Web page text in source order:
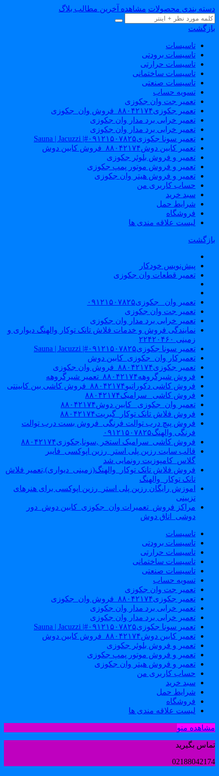
بندی محصولات مشاهده آخرین مطالب بلاگ
تاسیسات
تاسیسات برودتی
تاسیسات حرارتی
تاسیسات ساختمانی
تاسیسات صنعتی
تسویه حساب
تعمیر جت وان جکوزی
تعمیر جکوزی۸۸۰۴۲۱۷۴_فروش وان_جکوزی
تعمیر خرابی برد مدار وان جکوزی
تعمیر خرابی برد مدار وان جکوزی
تعمیر سونا جکوزی۰۹۱۲۱۵۰۷۸۲۵#| Sauna | Jacuzzi
تعمیر کابین دوش۸۸۰۴۲۱۷۴_فروش کابین دوش
تعمیر و فروش بلوئر جکوزی
تعمیر و فروش موتور پمپ جکوزی
تعمیر و فروش هیتر وان جکوزی
حساب کاربری من
سبد خرید
شرایط حمل
فروشگاه
لیست علاقه مندی ها
پیش‌نویس خودکار
تعمیر قطعات وان جکوزی
تعمیر وان _جکوزی۰۹۱۲۱۵۰۷۸۲۵
تعمیر جت وان جکوزی
تعمیر خرابی برد مدار وان جکوزی
نمایندگی فروش و خدمات فلاش تانک توکار والهنگ دیواری و
زمینی ۲۲۴۲۰۴۶۰
تعمیر سونا جکوزی۰۹۱۲۱۵۰۷۸۲۵#| Sauna | Jacuzzi
تعمیرکار وان_جکوزی_کابین دوش
تعمیر جکوزی۸۸۰۴۲۱۷۴_فروش وان جکوزی
فروش شیرگروهه۸۸۰۴۲۱۷۴_تعمیر شیرگروهه
فروش کاشی دکوراتیو۸۸۰۴۲۱۷۴_فروش کاشی بین کابینتی
فروش کاشی _سرامیک۸۸۰۴۲۱۷۴
تعمیر وان_جکوزی_ کابین دوش۸۸۰۴۲۱۷۴
فروش فلاش تانک توکار_گبریت۸۸۰۴۲۱۷۴
فروش پیچ درب توالت فرنگی_فروش بست درب توالت
فرنگی والهنگ۰۹۱۲۱۵۰۷۸۲۵
فروش کاشی_سرامیک استخر ,سونا,جکوزی۸۸۰۴۲۱۷۴
قالب سایت رزین پلی استر_رزین اپوکسی_فایبر
گلاس_کامپوزیت رونمایی شد
فروش فلاش تانک توکار_والهنگ(زمینی_دیواری),تعمیر فلاش
تانک توکار_والهنگ
اموزش رایگان رزین پلی استر_رزین اپوکسی برای هنرهای
تزیینی
مراکز فروش_تعمیرات وان_جکوزی_کابین دوش_دور
دوشی_اتاق دوش
تاسیسات
تاسیسات برودتی
تاسیسات حرارتی
تاسیسات ساختمانی
تاسیسات صنعتی
تسویه حساب
تعمیر جت وان جکوزی
تعمیر جکوزی۸۸۰۴۲۱۷۴_فروش وان_جکوزی
تعمیر خرابی برد مدار وان جکوزی
تعمیر خرابی برد مدار وان جکوزی
تعمیر سونا جکوزی۰۹۱۲۱۵۰۷۸۲۵#| Sauna | Jacuzzi
تعمیر کابین دوش۸۸۰۴۲۱۷۴_فروش کابین دوش
تعمیر و فروش بلوئر جکوزی
تعمیر و فروش موتور پمپ جکوزی
تعمیر و فروش هیتر وان جکوزی
حساب کاربری من
سبد خرید
شرایط حمل
فروشگاه
لیست علاقه مندی ها
منو
بگیرید